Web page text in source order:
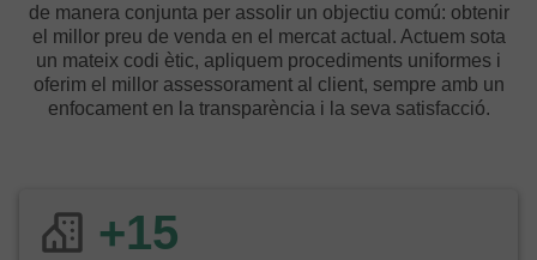
de manera conjunta per assolir un objectiu comú: obtenir
el millor preu de venda en el mercat actual. Actuem sota
un mateix codi ètic, apliquem procediments uniformes i
oferim el millor assessorament al client, sempre amb un
enfocament en la transparència i la seva satisfacció.
+15